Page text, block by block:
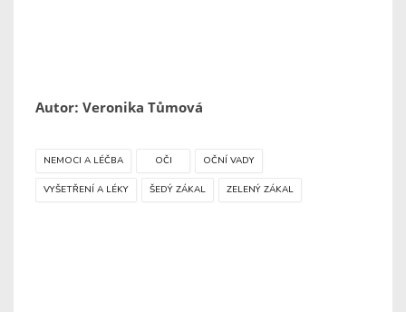
Autor: Veronika Tůmová
NEMOCI A LÉČBA OČI OČNÍ VADY
VYŠETŘENÍ A LÉKY ŠEDÝ ZÁKAL ZELENÝ ZÁKAL